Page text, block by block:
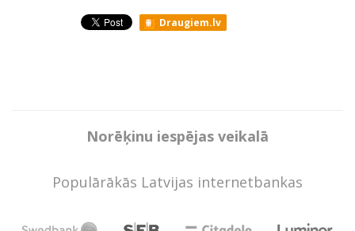
Draugiem.lv
Norēķinu iespējas veikalā
Populārākās Latvijas internetbankas